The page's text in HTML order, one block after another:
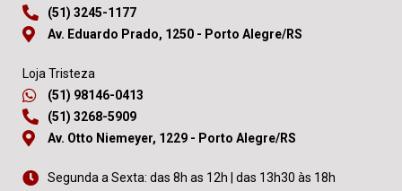
(51) 3245-1177
Av. Eduardo Prado, 1250 - Porto Alegre/RS
Loja Tristeza
(51) 98146-0413
(51) 3268-5909
Av. Otto Niemeyer, 1229 - Porto Alegre/RS
Segunda a Sexta: das 8h as 12h | das 13h30 às 18h